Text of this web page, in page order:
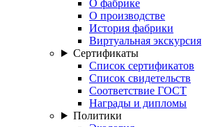
О фабрике
О производстве
История фабрики
Виртуальная экскурсия
Сертификаты
Список сертификатов
Список свидетельств
Соответствие ГОСТ
Награды и дипломы
Политики